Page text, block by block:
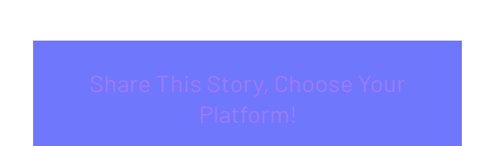
om
er
det
Share This Story, Choose Your
Platform!